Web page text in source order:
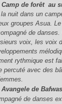
Camp de forêt au
nuit dans un
groupes Asua.
de
voix, les voix
rythmique est
percuté avec des
de
de danses